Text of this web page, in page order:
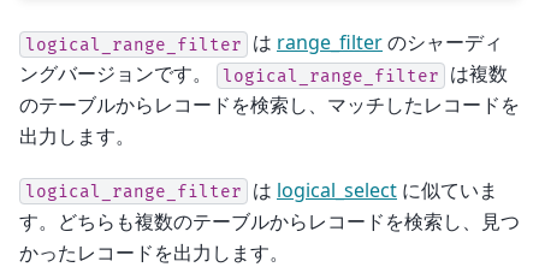
logical_range_filter は range_filterのシャーディ
ングバージョンです。
logical_range_filter
は複数
のテーブルからレコードを検索し、マッチしたレコードを
出力します。
logical_range_filter は logical_select に似ていま
す。どちらも複数のテーブルからレコードを検索し、見つ
かったレコードを出力します。